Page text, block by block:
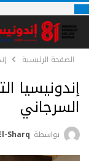
الصفحة الرئيسية
إندونيسيا
السرجاني
بواسطة Sharq